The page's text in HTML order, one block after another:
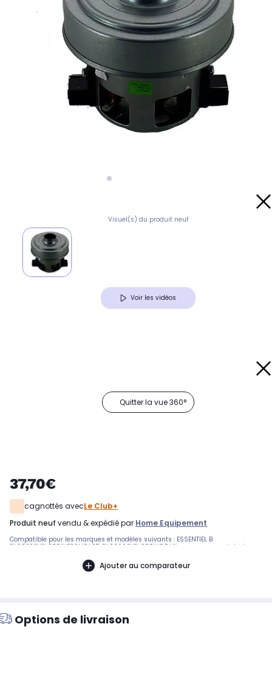
Visuel(s) du produit neuf
Voir les vidéos
Quitter la vue 360°
37,70€
cagnottés avecLe Club+
produit neuf vendu & expédié par Home Equipement
Compatible pour les marques et modèles suivants : ESSENTIEL B
EAS893CYCLODRIVECOMPACT, EAS802CYCLODRIVE Référence commerciale de
compatibles :ASPIRATEUR SANS SAC ESSENTIELB EAS 802 CYCLODRIVE,
ASPIRATEUR SANS SAC ESSENTIELB EAS 893 CYCLODRIVE COMPACT9002585
Ajouter au comparateur
Options de livraison